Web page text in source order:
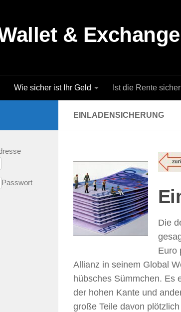
& Exchange
Wie sicher ist Ihr Geld Ist die Rente
EINLADENSICHERUNG
Die
Euro
Allianz in seinem Global
hübsches Sümmchen. Es
der hohen Kante und
große Teile davon
Passwort